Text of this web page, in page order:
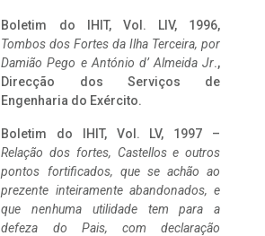
Boletim do IHIT, Vol. LIV, 1996,
Tombos dos Fortes da Ilha Terceira, por
Damião Pego e António d’ Almeida Jr.,
Direcção dos Serviços de
Engenharia do Exército.
Boletim do IHIT, Vol. LV, 1997 –
Relação dos fortes, Castellos e outros
pontos fortificados, que se achão ao
prezente inteiramente abandonados, e
que nenhuma utilidade tem para a
defeza do Pais, com declaração